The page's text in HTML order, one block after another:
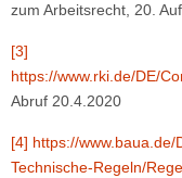
zum Arbeitsrecht, 20.
[3]
https://www.rki.de/DE/
Abruf 20.4.2020
[4] https://
Technische-Regeln/